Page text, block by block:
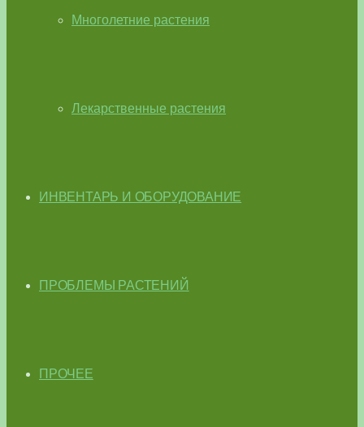
Многолетние растения
Лекарственные растения
ИНВЕНТАРЬ И ОБОРУДОВАНИЕ
ПРОБЛЕМЫ РАСТЕНИЙ
ПРОЧЕЕ